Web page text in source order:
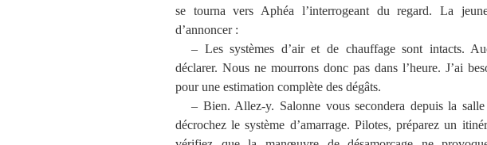
se tourna vers Aphéa l’interrogeant du regard. La jeune
d’annoncer :
– Les systèmes d’air et de chauffage sont intacts.
déclarer. Nous ne mourrons donc pas dans l’heure. J’ai
pour une estimation complète des dégâts.
– Bien. Allez-y. Salonne vous secondera depuis la salle
décrochez le système d’amarrage. Pilotes, préparez un